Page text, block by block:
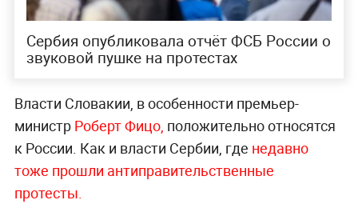
Сербия опубликовала отчёт ФСБ России о
звуковой пушке на протестах
Власти Словакии, в особенности премьер-
министр Роберт Фицо, положительно относятся
к России. Как и власти Сербии, где недавно
тоже прошли антиправительственные
протесты.